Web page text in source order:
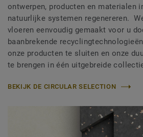
ontwerpen, producten en materialen
natuurlijke systemen regenereren.
vloeren eenvoudig gemaakt voor u
baanbrekende
onze producten te sluiten en onze
te brengen in één uitgebreide
BEKIJK DE CIRCULAR SELECTION